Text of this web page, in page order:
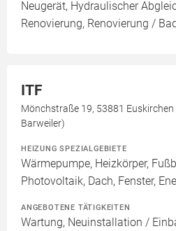
Neugerät, Hydraulischer
Renovierung, Renovierung /
ITF
Mönchstraße 19, 53881
Barweiler)
HEIZUNG SPEZIALGEBIETE
Wärmepumpe, Heizkörper,
Photovoltaik, Dach, Fenster,
ANGEBOTENE TÄTIGKEITEN
Wartung, Neuinstallation /